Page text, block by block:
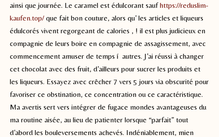
ainsi que journée. Le caramel est édulcorant saufhttps://reduslim-
kaufen.top/que fait bon couture, alors qu’ les articles et liqueurs
édulcorés vivent regorgeant de calories , ! il est plus judicieux en
compagnie de leurs boire en compagnie de assagissement, avec
commencement amuser de temps í autres. J’ai réussi à changer
cet chocolat avec des fruit, d’ailleurs pour sucrer les produits et
les liqueurs. Essayez avec crêcher 7 vers 5 jours via obscurité pour
favoriser ce obstination, ce concentration ou ce caractéristique.
Ma avertis sert vers intégrer de fugace mondes avantageuses du
ma routine aisée, au lieu de patienter lorsque “parfait” tout
d’abord les bouleversements achevés. Indéniablement, mien